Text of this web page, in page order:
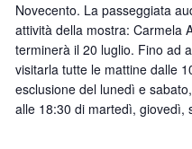
Novecento. La passeggiata
attività della mostra: Carmela
terminerà il 20 luglio. Fino ad
visitarla tutte le mattine dalle
esclusione del lunedì e
alle 18:30 di martedì, giovedì,